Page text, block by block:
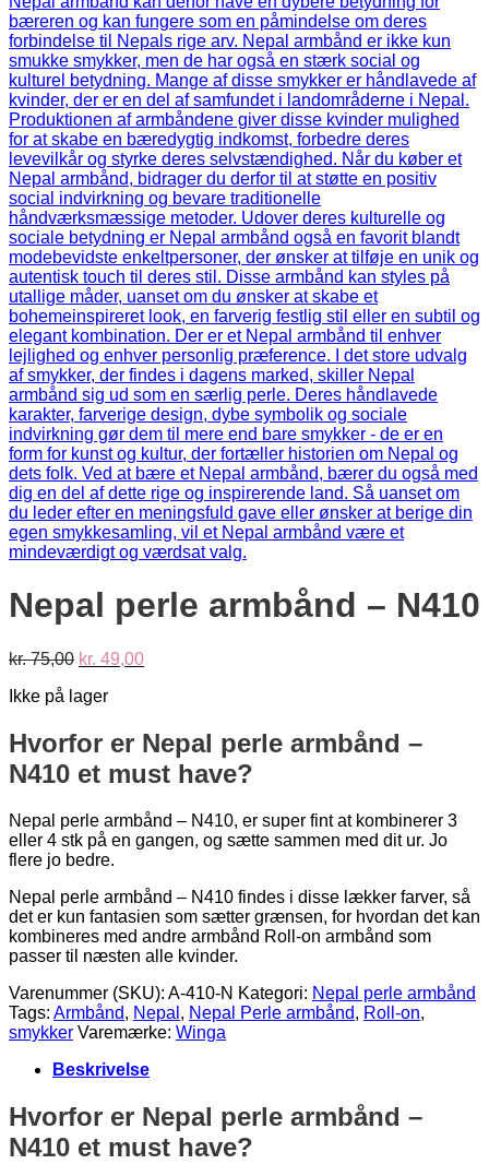
Nepal perle armbånd – N410
kr.75,00 Den
pris
kr. 75,00.
kr. 49,00Den
kr. 49,00.
Ikke på lager
Hvorfor er Nepal perle armbånd –
N410 et must have?
Nepal perle armbånd – N410, er super fint at kombinerer 3
eller 4 stk på en gangen, og sætte sammen med dit ur. Jo
flere jo bedre.
Nepal perle armbånd – N410 findes i disse lækker farver, så
det er kun fantasien som sætter grænsen, for hvordan det kan
kombineres med andre armbånd Roll-on armbånd som
passer til næsten alle kvinder.
Varenummer (SKU): A-410-N Kategori: Nepal perle armbånd
Tags: Armbånd, Nepal , Nepal Perle armbånd, Roll-on,
smykker Varemærke: Winga
Beskrivelse
Hvorfor er Nepal perle armbånd –
N410 et must have?